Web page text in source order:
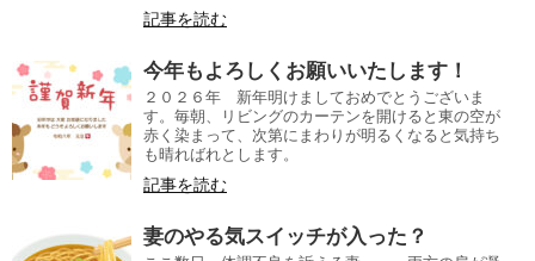
記事を読む
今年もよろしくお願いいたします！
２０２６年 新年明けましておめでとうございま
す。毎朝、リビングのカーテンを開けると東の空が
赤く染まって、次第にまわりが明るくなると気持ち
も晴ればれとします。
記事を読む
妻のやる気スイッチが入った？